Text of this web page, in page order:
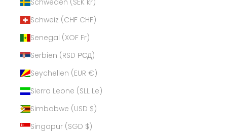
Schweiz (CHF CHF)
Senegal (XOF Fr)
Serbien (RSD РСД)
Seychellen (EUR €)
Sierra Leone (SLL Le)
Simbabwe (USD $)
Singapur (SGD $)